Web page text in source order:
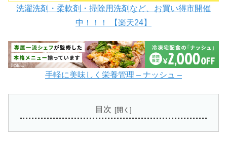
洗濯洗剤・柔軟剤・掃除用洗剤など、お買い得市開催
中！！！ 【楽天24】
手軽に美味しく栄養管理 – ナッシュ –
目次